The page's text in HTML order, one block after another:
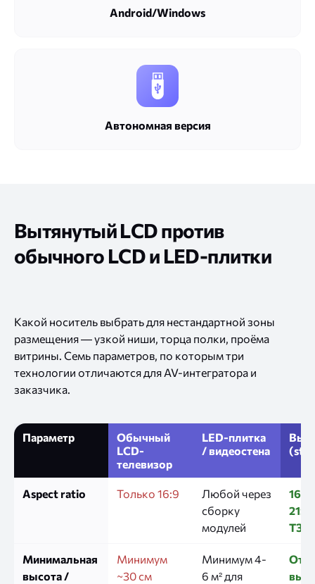
Android/Windows
Автономная версия
Вытянутый LCD против
обычного LCD и LED-плитки
Какой носитель выбрать для нестандартной зоны
размещения — узкой ниши, торца полки, проёма
витрины. Семь параметров, по которым три
технологии отличаются для AV-интегратора и
заказчика.
Параметр
Обычный
LCD-
телевизор
LED-плитка
/ видеостена
Aspect ratio Только 16:9
Любой через
сборку
модулей
ТЗ
Минимальная
высота /
Минимум
~30 см
Минимум 4-
6 м² для
От